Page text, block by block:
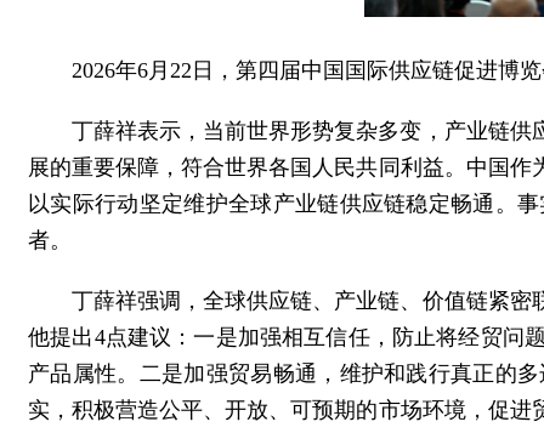
2026年6月22日，第四届中国国际供应链促进博
丁薛祥表示，当前世界形势复杂多变，产业链
展的重要保障，符合世界各国人民共同利益。中国
以实际行动坚定维护全球产业链供应链稳定畅通。
者。
丁薛祥强调，全球供应链、产业链、价值链紧
他提出4点建议：一是加强相互信任，防止将经贸问
产品属性。二是加强贸易畅通，维护和践行真正的
实，积极营造公平、开放、可预期的市场环境，促